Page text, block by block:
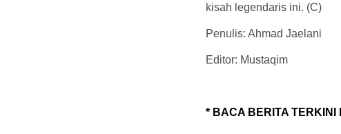
kisah legendaris ini. (C)
Penulis: Ahmad Jaelani
Editor: Mustaqim
* BACA BERITA TERKINI